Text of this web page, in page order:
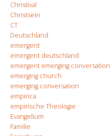
Christival
Christsein
CT
Deutschland
emergent
emergent deutschland
emergent emerging conversation
emerging church
emerging conversation
empirica
empirische Theologie
Evangelium
Familie